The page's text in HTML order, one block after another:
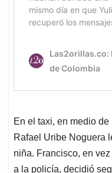
En el taxi, en medio
Rafael Uribe Noguera
niña. Francisco, en
a la policía, decidió